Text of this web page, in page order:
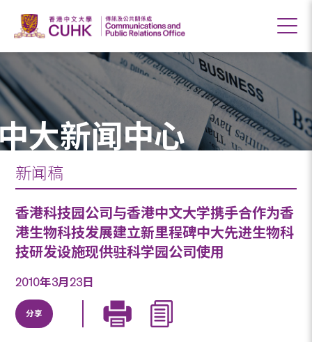
大新闻中心
新闻稿
香港科技园公司与香港中文大学携手合作为香
港生物科技发展建立新里程碑中大先进生物科
技研发设施现供驻科学园公司使用
2010年3月23日
分享